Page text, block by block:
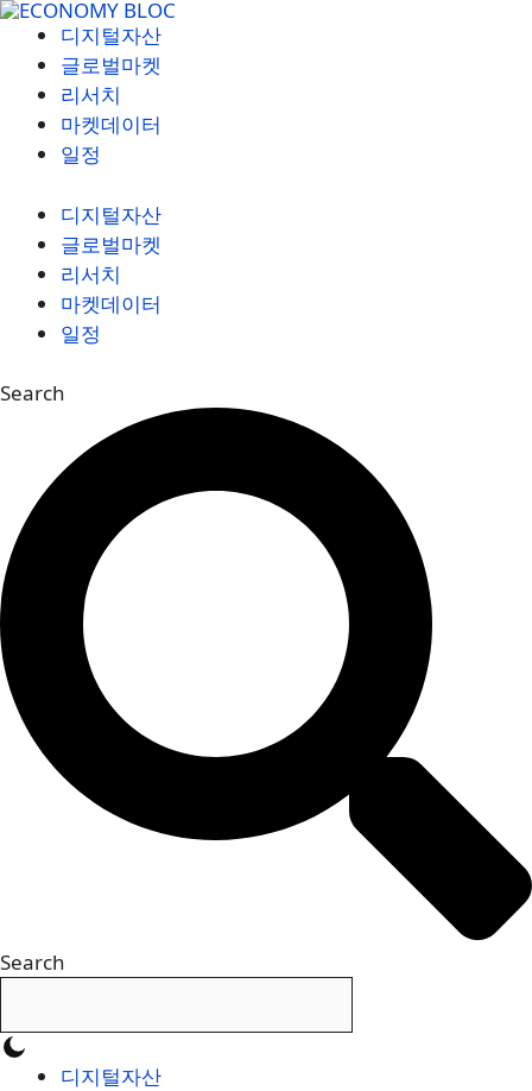
컨
디지털자산
글로벌마켓
리서치
마켓데이터
일정
디지털자산
글로벌마켓
리서치
마켓데이터
일정
Search
Search
디지털자산